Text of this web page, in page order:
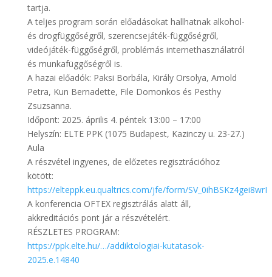
tartja.
A teljes program során előadásokat hallhatnak alkohol-
és drogfüggőségről, szerencsejáték-függőségről,
videójáték-függőségről, problémás internethasználatról
és munkafüggőségről is.
A hazai előadók: Paksi Borbála, Király Orsolya, Arnold
Petra, Kun Bernadette, File Domonkos és Pesthy
Zsuzsanna.
Időpont: 2025. április 4. péntek 13:00 – 17:00
Helyszín: ELTE PPK (1075 Budapest, Kazinczy u. 23-27.)
Aula
A részvétel ingyenes, de előzetes regisztrációhoz
kötött:
https://elteppk.eu.qualtrics.com/jfe/form/SV_0ihBSKz4gei8wrI
A konferencia OFTEX regisztrálás alatt áll,
akkreditációs pont jár a részvételért.
RÉSZLETES PROGRAM:
https://ppk.elte.hu/…/addiktologiai-kutatasok-
2025.e.14840